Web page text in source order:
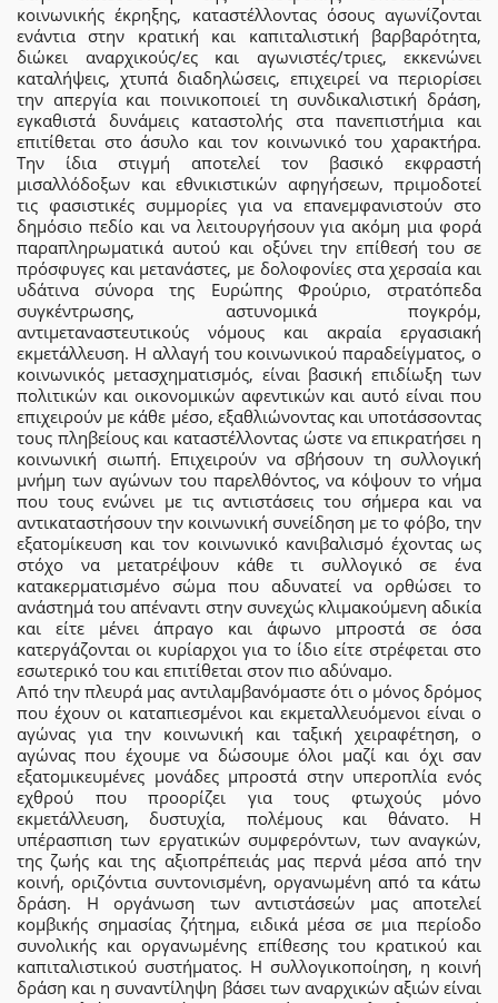
κοινωνικής έκρηξης, καταστέλλοντας όσους αγωνίζονται
ενάντια στην κρατική και καπιταλιστική βαρβαρότητα,
διώκει αναρχικούς/ες και αγωνιστές/τριες, εκκενώνει
καταλήψεις, χτυπά διαδηλώσεις, επιχειρεί να περιορίσει
την απεργία και ποινικοποιεί τη συνδικαλιστική δράση,
εγκαθιστά δυνάμεις καταστολής στα πανεπιστήμια και
επιτίθεται στο άσυλο και τον κοινωνικό του χαρακτήρα.
Την ίδια στιγμή αποτελεί τον βασικό εκφραστή
μισαλλόδοξων και εθνικιστικών αφηγήσεων, πριμοδοτεί
τις φασιστικές συμμορίες για να επανεμφανιστούν στο
δημόσιο πεδίο και να λειτουργήσουν για ακόμη μια φορά
παραπληρωματικά αυτού και οξύνει την επίθεσή του σε
πρόσφυγες και μετανάστες, με δολοφονίες στα χερσαία και
υδάτινα σύνορα της Ευρώπης Φρούριο, στρατόπεδα
συγκέντρωσης, αστυνομικά πογκρόμ,
αντιμεταναστευτικούς νόμους και ακραία εργασιακή
εκμετάλλευση. Η αλλαγή του κοινωνικού παραδείγματος, ο
κοινωνικός μετασχηματισμός, είναι βασική επιδίωξη των
πολιτικών και οικονομικών αφεντικών και αυτό είναι που
επιχειρούν με κάθε μέσο, εξαθλιώνοντας και υποτάσσοντας
τους πληβείους και καταστέλλοντας ώστε να επικρατήσει η
κοινωνική σιωπή. Επιχειρούν να σβήσουν τη συλλογική
μνήμη των αγώνων του παρελθόντος, να κόψουν το νήμα
που τους ενώνει με τις αντιστάσεις του σήμερα και να
αντικαταστήσουν την κοινωνική συνείδηση με το φόβο, την
εξατομίκευση και τον κοινωνικό κανιβαλισμό έχοντας ως
στόχο να μετατρέψουν κάθε τι συλλογικό σε ένα
κατακερματισμένο σώμα που αδυνατεί να ορθώσει το
ανάστημά του απέναντι στην συνεχώς κλιμακούμενη αδικία
και είτε μένει άπραγο και άφωνο μπροστά σε όσα
κατεργάζονται οι κυρίαρχοι για το ίδιο είτε στρέφεται στο
εσωτερικό του και επιτίθεται στον πιο αδύναμο.
Από την πλευρά μας αντιλαμβανόμαστε ότι ο μόνος δρόμος
που έχουν οι καταπιεσμένοι και εκμεταλλευόμενοι είναι ο
αγώνας για την κοινωνική και ταξική χειραφέτηση, ο
αγώνας που έχουμε να δώσουμε όλοι μαζί και όχι σαν
εξατομικευμένες μονάδες μπροστά στην υπεροπλία ενός
εχθρού που προορίζει για τους φτωχούς μόνο
εκμετάλλευση, δυστυχία, πολέμους και θάνατο. Η
υπέρασπιση των εργατικών συμφερόντων, των αναγκών,
της ζωής και της αξιοπρέπειάς μας περνά μέσα από την
κοινή, οριζόντια συντονισμένη, οργανωμένη από τα κάτω
δράση. Η οργάνωση των αντιστάσεών μας αποτελεί
κομβικής σημασίας ζήτημα, ειδικά μέσα σε μια περίοδο
συνολικής και οργανωμένης επίθεσης του κρατικού και
καπιταλιστικού συστήματος. Η συλλογικοποίηση, η κοινή
δράση και η συναντίληψη βάσει των αναρχικών αξιών είναι